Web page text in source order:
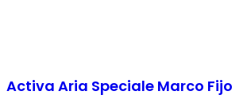
Activa Aria Speciale Marco Fijo